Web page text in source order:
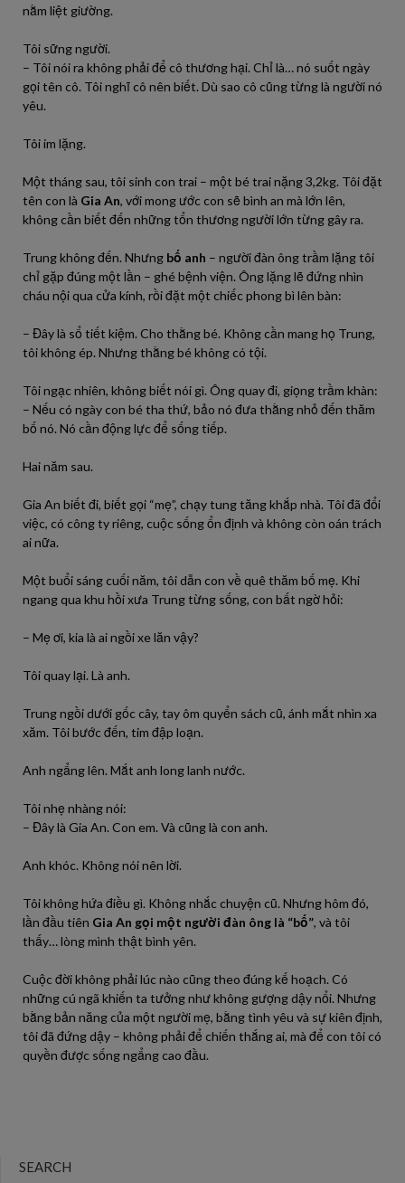
nằm liệt giường.
Tôi sững người.
– Tôi nói ra không phải để cô thương hại. Chỉ là… nó suốt ngày
gọi tên cô. Tôi nghĩ cô nên biết. Dù sao cô cũng từng là người nó
yêu.
Tôi im lặng.
Một tháng sau, tôi sinh con trai – một bé trai nặng 3,2kg. Tôi đặt
tên con là Gia An, với mong ước con sẽ bình an mà lớn lên,
không cần biết đến những tổn thương người lớn từng gây ra.
Trung không đến. Nhưng bố anh – người đàn ông trầm lặng tôi
chỉ gặp đúng một lần – ghé bệnh viện. Ông lặng lẽ đứng nhìn
cháu nội qua cửa kính, rồi đặt một chiếc phong bì lên bàn:
– Đây là sổ tiết kiệm. Cho thằng bé. Không cần mang họ Trung,
tôi không ép. Nhưng thằng bé không có tội.
Tôi ngạc nhiên, không biết nói gì. Ông quay đi, giọng trầm khàn:
– Nếu có ngày con bé tha thứ, bảo nó đưa thằng nhỏ đến thăm
bố nó. Nó cần động lực để sống tiếp.
Hai năm sau.
Gia An biết đi, biết gọi “mẹ”, chạy tung tăng khắp nhà. Tôi đã đổi
việc, có công ty riêng, cuộc sống ổn định và không còn oán trách
ai nữa.
Một buổi sáng cuối năm, tôi dẫn con về quê thăm bố mẹ. Khi
ngang qua khu hồi xưa Trung từng sống, con bất ngờ hỏi:
– Mẹ ơi, kia là ai ngồi xe lăn vậy?
Tôi quay lại. Là anh.
Trung ngồi dưới gốc cây, tay ôm quyển sách cũ, ánh mắt nhìn xa
xăm. Tôi bước đến, tim đập loạn.
Anh ngẩng lên. Mắt anh long lanh nước.
Tôi nhẹ nhàng nói:
– Đây là Gia An. Con em. Và cũng là con anh.
Anh khóc. Không nói nên lời.
Tôi không hứa điều gì. Không nhắc chuyện cũ. Nhưng hôm đó,
lần đầu tiên Gia An gọi một người đàn ông là “bố”, và tôi
thấy… lòng mình thật bình yên.
Cuộc đời không phải lúc nào cũng theo đúng kế hoạch. Có
những cú ngã khiến ta tưởng như không gượng dậy nổi. Nhưng
bằng bản năng của một người mẹ, bằng tình yêu và sự kiên định,
tôi đã đứng dậy – không phải để chiến thắng ai, mà để con tôi có
quyền được sống ngẩng cao đầu.
SEARCH